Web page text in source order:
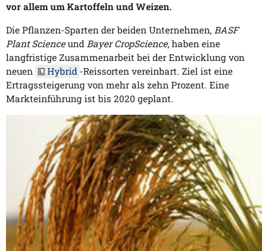
vor allem um Kartoffeln und Weizen.
Die Pflanzen-Sparten der beiden Unternehmen, BASF
Plant Scienceund Bayer CropScience, haben eine
langfristige Zusammenarbeit bei der Entwicklung von
neuen
Hybrid -Reissorten vereinbart. Ziel ist eine
Ertragssteigerung von mehr als zehn Prozent. Eine
Markteinführung ist bis 2020 geplant.